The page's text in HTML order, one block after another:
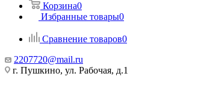
Корзина0
Избранные товары0
Сравнение товаров0
2207720@mail.ru
г. Пушкино, ул. Рабочая, д.1